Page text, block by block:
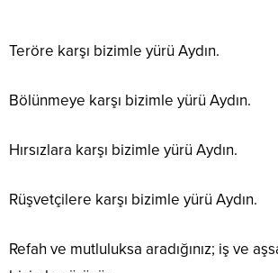
Teröre karşı bizimle yürü Aydın.
Bölünmeye karşı bizimle yürü Aydın.
Hırsızlara karşı bizimle yürü Aydın.
Rüşvetçilere karşı bizimle yürü Aydın.
Refah ve mutluluksa aradığınız; iş ve